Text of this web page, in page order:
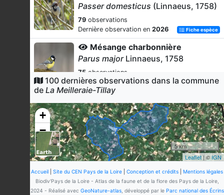
Passer domesticus (Linnaeus, 1758)
79 observations
Dernière observation en 2026 Fiche espèce
Mésange charbonnière
Parus majorLinnaeus, 1758
75 observations
Dernière observation en2026 Fiche espèce
Fringilla coelebsLinnaeus, 1758
64observations
Dernière observation en2026 Fiche espèce
Mésange bleue
Cyanistes caeruleus(Linnaeus,
1758)
56
observations
100 dernières observations dans la commune
de La Meilleraie-Tillay
+
−
5 km
Leaflet| ©IGN
Accueil Site du CEN Pays de la Loire Conception et crédits
Mentions légales
Biodiv'Pays de la Loire - Atlas de la faune et de la flore des Pays de la Loire,
2024 - Réalisé avec GeoNature-atlas, développé par le Parc national des Écrins